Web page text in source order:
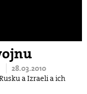
28.03.2010
a Izraeli a ich